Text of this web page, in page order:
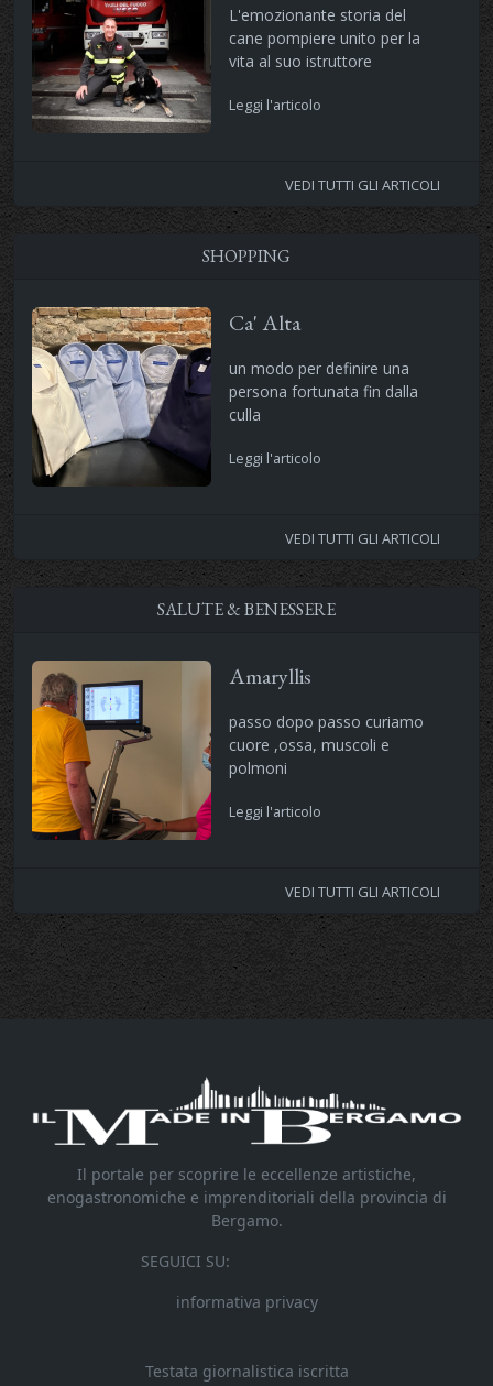
L'emozionante storia del
cane pompiere unito per la
vita al suo istruttore
Leggi l'articolo
VEDI TUTTI GLI ARTICOLI
SHOPPING
Ca' Alta
un modo per definire una
persona fortunata fin dalla
culla
Leggi l'articolo
VEDI TUTTI GLI ARTICOLI
SALUTE & BENESSERE
Amaryllis
passo dopo passo curiamo
cuore ,ossa, muscoli e
polmoni
Leggi l'articolo
VEDI TUTTI GLI ARTICOLI
Il portale per scoprire le eccellenze artistiche,
enogastronomiche e imprenditoriali della provincia di
Bergamo.
SEGUICI SU:
informativa privacy
Testata giornalistica iscritta